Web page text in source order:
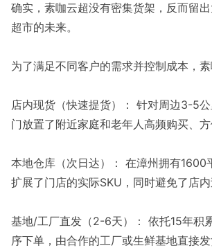
确实，素咖云超没有密集货架，反而留
超市的未来。
为了满足不同客户的需求并控制成本，
店内现货（快速提货）： 针对周边3-5
门放置了附近家庭和老年人高频购买、方
本地仓库（次日达）： 在漳州拥有
扩展了门店的实际SKU，同时避免了店内
基地/工厂直发（2-6天）： 依托15年积
序下单，由合作的工厂或生鲜基地直接